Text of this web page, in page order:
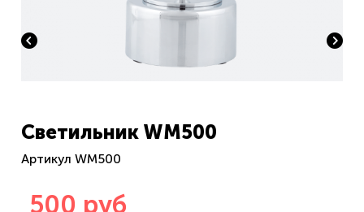
Светильник WM500
Артикул WM500
500 руб